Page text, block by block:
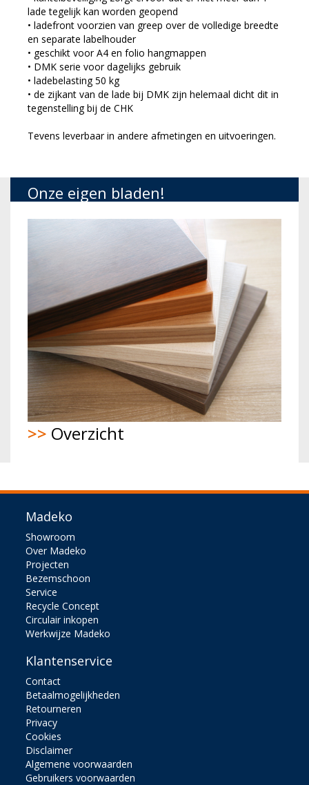
lade tegelijk kan worden geopend
• ladefront voorzien van greep over de volledige breedte
en separate labelhouder
• geschikt voor A4 en folio hangmappen
• DMK serie voor dagelijks gebruik
• ladebelasting 50 kg
• de zijkant van de lade bij DMK zijn helemaal dicht dit in
tegenstelling bij de CHK
Tevens leverbaar in andere afmetingen en uitvoeringen.
Onze eigen bladen!
>> Overzicht
Madeko
Showroom
Over Madeko
Projecten
Bezemschoon
Service
Recycle Concept
Circulair inkopen
Werkwijze Madeko
Klantenservice
Contact
Betaalmogelijkheden
Retourneren
Privacy
Cookies
Disclaimer
Algemene voorwaarden
Gebruikers voorwaarden